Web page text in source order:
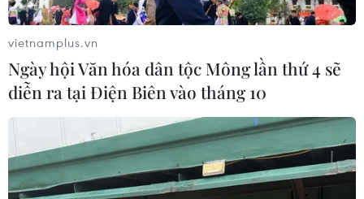
vietnamplus.vn
Ngày hội Văn hóa dân tộc Mông lần thứ 4 sẽ
diễn ra tại Điện Biên vào tháng 10